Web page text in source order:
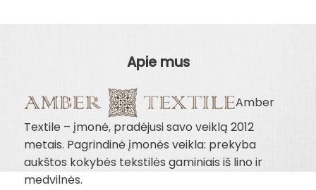
Apie mus
Amber
Textile – įmonė, pradėjusi savo veiklą 2012
metais. Pagrindinė įmonės veikla: prekyba
aukštos kokybės tekstilės gaminiais iš lino ir
medvilnės.